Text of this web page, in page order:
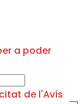
a poder
de l'Avís